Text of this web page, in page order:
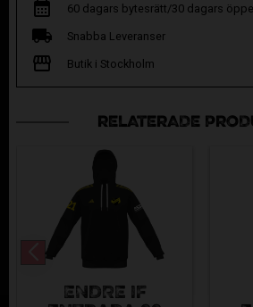
60 dagars bytesrätt/30 dagars
Snabba Leveranser
Butik i Stockholm
RELATERADE
ENDRE IF